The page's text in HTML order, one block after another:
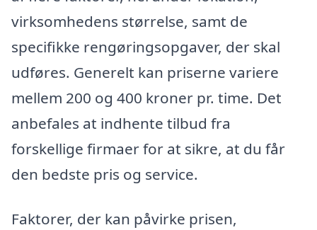
virksomhedens størrelse, samt de
specifikke rengøringsopgaver, der skal
udføres. Generelt kan priserne variere
mellem 200 og 400 kroner pr. time. Det
anbefales at indhente tilbud fra
forskellige firmaer for at sikre, at du får
den bedste pris og service.
Faktorer, der kan påvirke prisen,